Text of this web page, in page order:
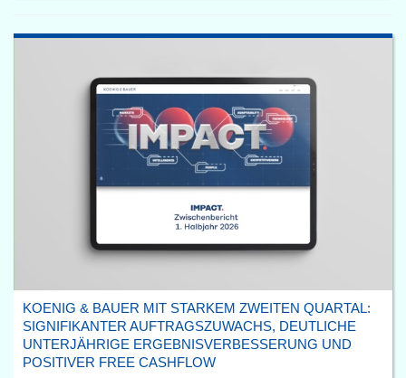
KOENIG & BAUER MIT STARKEM ZWEITEN QUARTAL:
SIGNIFIKANTER AUFTRAGSZUWACHS, DEUTLICHE
UNTERJÄHRIGE ERGEBNISVERBESSERUNG UND
POSITIVER FREE CASHFLOW